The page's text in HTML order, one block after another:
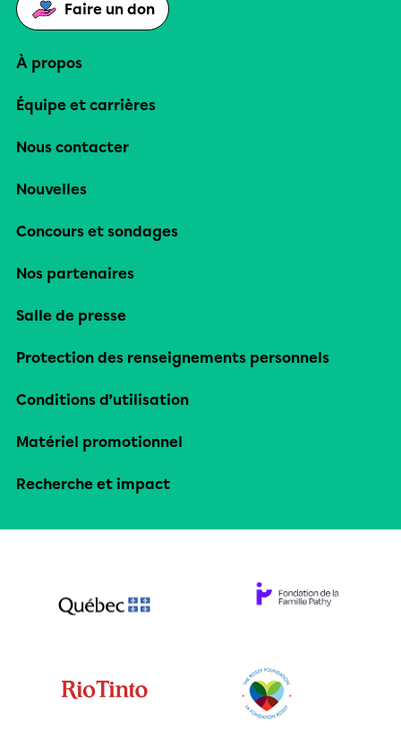
Faire un don
À propos
Équipe et carrières
Nous contacter
Nouvelles
Concours et sondages
Nos partenaires
Salle de presse
Protection des renseignements personnels
Conditions d’utilisation
Matériel promotionnel
Recherche et impact